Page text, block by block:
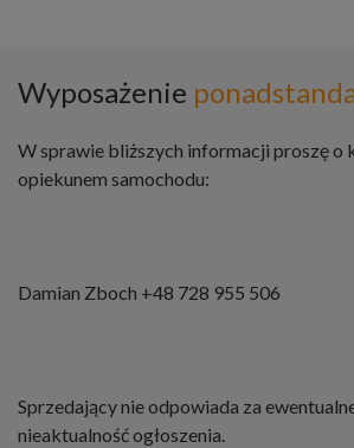
Wyposażenie
W sprawie bliższych informacji proszę o
opiekunem samochodu:
Damian Zboch +48 728 955 506
Sprzedający nie odpowiada za
nieaktualność ogłoszenia.